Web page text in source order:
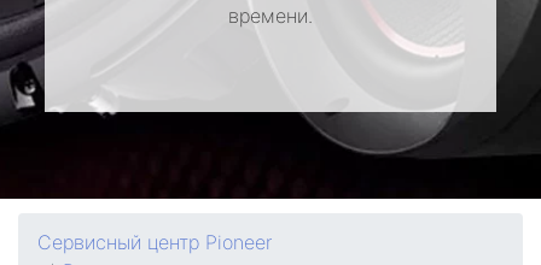
времени.
Сервисный центр Pioneer